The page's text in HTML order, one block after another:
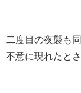
二度目の夜襲も
不意に現れたと